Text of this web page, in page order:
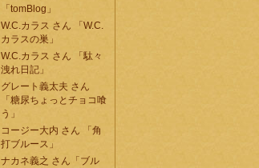
「tomBlog」
W.C.カラス さん 「W.C.
カラスの巣」
W.C.カラス さん 「駄々
洩れ日記」
グレート義太夫 さん
「糖尿ちょっとチョコ喰
う」
コージー大内 さん 「角
打ブルース」
ナカネ義之 さん「ブル